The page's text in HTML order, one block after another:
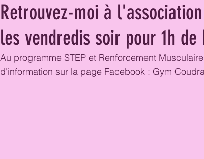
Retrouvez-moi à
les vendredis soir pour 1h de
Au programme STEP et Renforcement
d'information sur la page Facebook : Gym